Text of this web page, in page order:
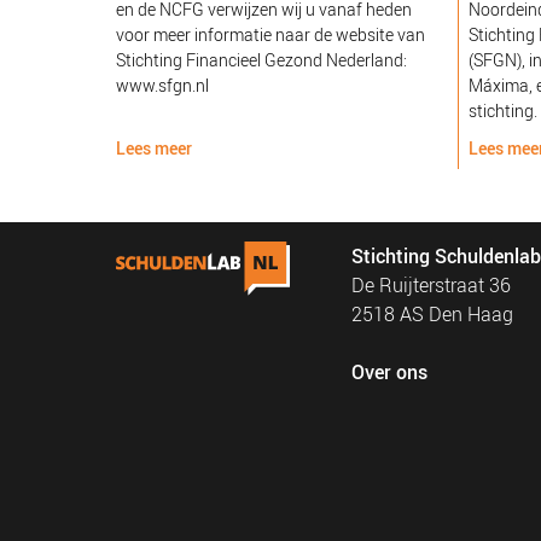
en de NCFG verwijzen wij u vanaf heden
voor meer informatie naar de website van
Stichting Financieel Gezond Nederland:
www.sfgn.nl
Lees meer
Stichting
(SFGN),
Máxima,
stichting.
Lees
Stichting
De Ruijterstraat 36
2518 AS Den Haag
Over ons